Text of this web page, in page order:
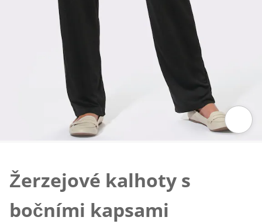
Žerzejové kalhoty s
bočními kapsami